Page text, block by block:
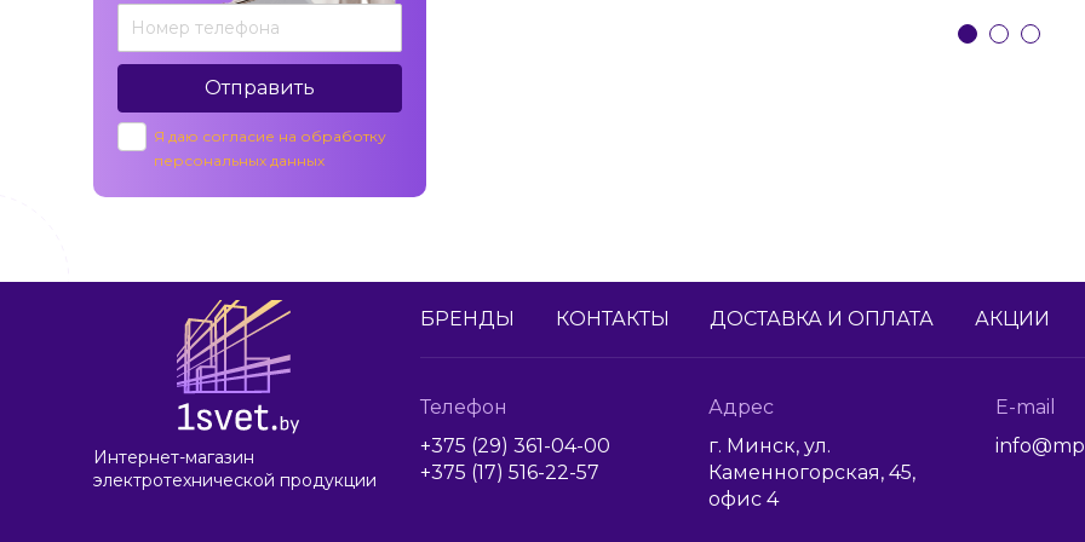
Отправить
Я даю согласие на обработку
персональных данных
Интернет-магазин
электротехнической продукции
БРЕНДЫ КОНТАКТЫ ДОСТАВКА И ОПЛАТА АКЦИИ
Телефон
+375 (29) 361-04-00
+375 (17) 516-22-57
Адрес
г. Минск, ул.
Каменногорская, 45,
офис 4
E-mail